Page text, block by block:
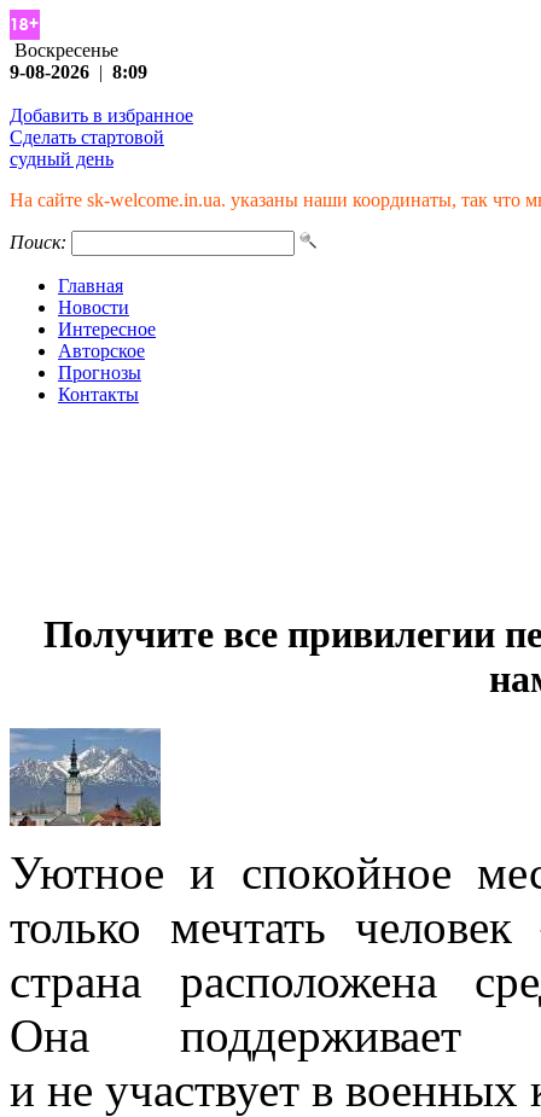
Воскресенье
9-08-2026 | 8:09
Добавить в избранное
Сделать стартовой
судный день
На сайте sk-welcome.in.ua. указаны наши координаты, так что
Поиск:
Главная
Новости
Интересное
Авторское
Прогнозы
Контакты
Получите все привилегии
Уютное и спокойное
только мечтать
страна расположена
Она поддерживает
и не участвует в военных